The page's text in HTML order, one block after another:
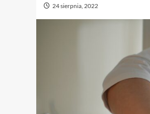
24 sierpnia, 2022